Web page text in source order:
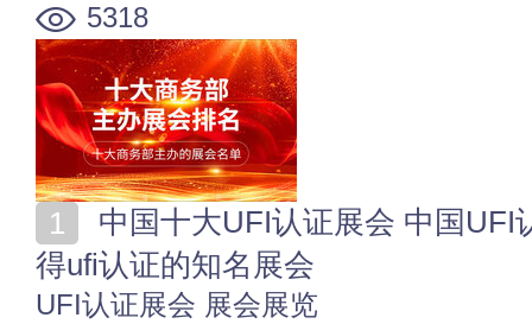
5318
得ufi认证的知名展会
UFI认证展会 展会展览